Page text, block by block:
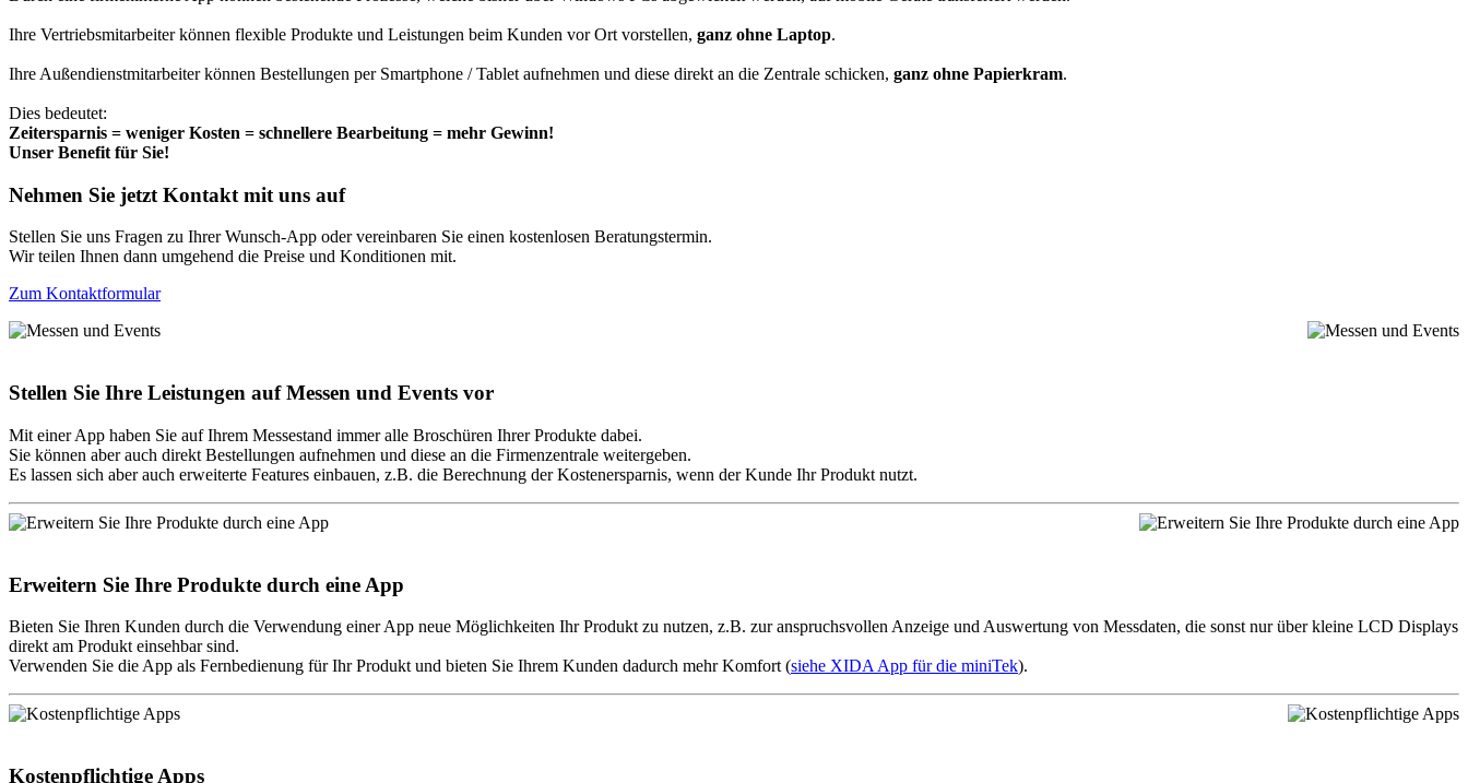
Ihre Vertriebsmitarbeiter können flexible Produkte und Leistungen beim Kunden vor Ort vorstellen, ganz ohne Laptop.
Ihre Außendienstmitarbeiter können Bestellungen per Smartphone / Tablet aufnehmen und diese direkt an die Zentrale schicken, ganz ohne Papierkram.
Dies bedeutet:
Zeitersparnis = weniger Kosten = schnellere Bearbeitung = mehr Gewinn!
Unser Benefit für Sie!
Nehmen Sie jetzt Kontakt mit uns auf
Stellen Sie uns Fragen zu Ihrer Wunsch-App oder vereinbaren Sie einen kostenlosen Beratungstermin.
Wir teilen Ihnen dann umgehend die Preise und Konditionen mit.
Zum Kontaktformular
Stellen Sie Ihre Leistungen auf Messen und Events vor
Mit einer App haben Sie auf Ihrem Messestand immer alle Broschüren Ihrer Produkte dabei.
Sie können aber auch direkt Bestellungen aufnehmen und diese an die Firmenzentrale weitergeben.
Es lassen sich aber auch erweiterte Features einbauen, z.B. die Berechnung der Kostenersparnis, wenn der Kunde Ihr Produkt nutzt.
Erweitern Sie Ihre Produkte durch eine App
Bieten Sie Ihren Kunden durch die Verwendung einer App neue Möglichkeiten Ihr Produkt zu nutzen, z.B. zur anspruchsvollen Anzeige und Auswertung von Messdaten, die sonst nur über kleine LCD Displays
direkt am Produkt einsehbar sind.
Verwenden Sie die App als Fernbedienung für Ihr Produkt und bieten Sie Ihrem Kunden dadurch mehr Komfort (siehe XIDA App für die miniTek).
Kostenpflichtige Apps